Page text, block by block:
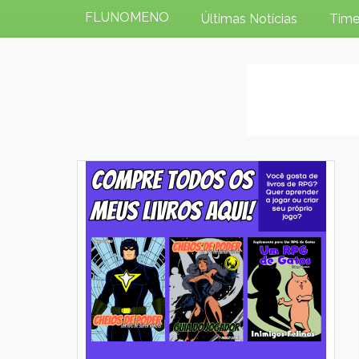
FLUNOMENO Últimas Notícias